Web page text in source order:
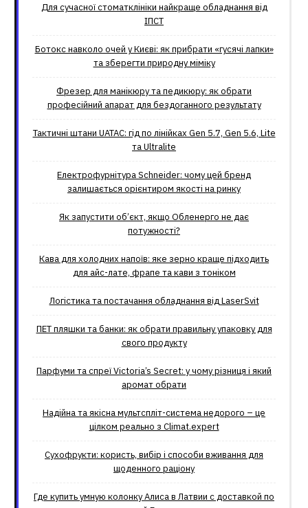
Для сучасної стоматклініки найкраще обладнання від
ІПСТ
Ботокс навколо очей у Києві: як прибрати «гусячі лапки»
та зберегти природну міміку
Фрезер для манікюру та педикюру: як обрати
професійний апарат для бездоганного результату
Тактичні штани UATAC: гід по лінійках Gen 5.7, Gen 5.6, Lite
та Ultralite
Електрофурнітура Schneider: чому цей бренд
залишається орієнтиром якості на ринку
Як запустити об’єкт, якщо Обленерго не дає
потужності?
Кава для холодних напоїв: яке зерно краще підходить
для айс-лате, фрапе та кави з тоніком
Логістика та постачання обладнання від LaserSvit
ПЕТ пляшки та банки: як обрати правильну упаковку для
свого продукту
Парфуми та спреї Victoria’s Secret: у чому різниця і який
аромат обрати
Надійна та якісна мультспліт-система недорого – це
цілком реально з Climat.еxpert
Сухофрукти: користь, вибір і способи вживання для
щоденного раціону
Где купить умную колонку Алиса в Латвии с доставкой по